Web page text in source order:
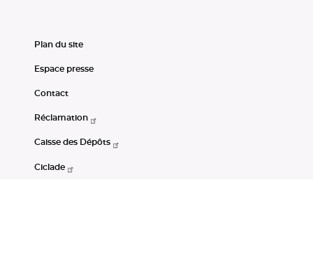
Plan du site
Espace presse
Contact
Réclamation
Caisse des Dépôts
Ciclade